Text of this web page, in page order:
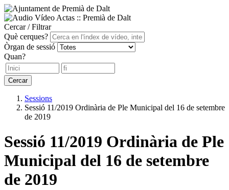
Cercar / Filtrar
Què cerques?
Òrgan de sessió
Quan?
Cercar
Sessions
Sessió 11/2019 Ordinària de Ple Municipal del 16 de setembre
de 2019
Sessió 11/2019 Ordinària de Ple
Municipal del 16 de setembre
de 2019